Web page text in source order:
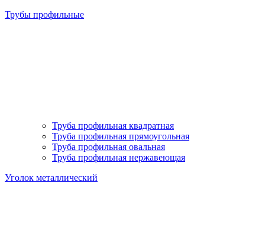
Трубы профильные
Труба профильная квадратная
Труба профильная прямоугольная
Труба профильная овальная
Труба профильная нержавеющая
Уголок металлический